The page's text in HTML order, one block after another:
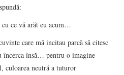
ce vă arăt eu acum…
care mă incitau parcă să citesc
însă… pentru o imagine
neutră a tuturor